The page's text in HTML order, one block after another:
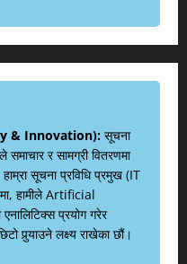
& Innovation): सूचना
र सामग्री वितरणमा
सूचना प्रविधि प्रमुख (IT
हामीले Artificial
प्रयोग गरेर
पुर्‍याउने लक्ष्य राखेका छौं।